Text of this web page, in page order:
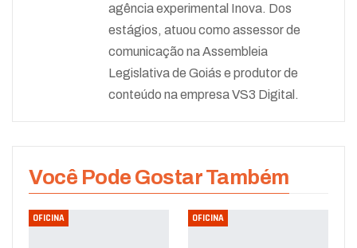
agência experimental Inova. Dos
estágios, atuou como assessor de
comunicação na Assembleia
Legislativa de Goiás e produtor de
conteúdo na empresa VS3 Digital.
Você Pode Gostar Também
OFICINA OFICINA